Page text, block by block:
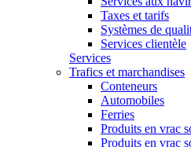
Taxes et tarifs
Systèmes de
Services clientèle
Services
Trafics et marchandises
Conteneurs
Automobiles
Ferries
Produits en vrac
Produits en vrac